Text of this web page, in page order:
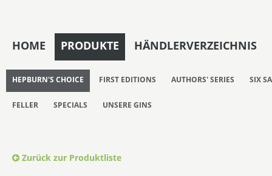
HOME PRODUKTE HÄNDLERVERZEICHNIS
HEPBURN'S CHOICE FIRST EDITIONS AUTHORS' SERIES SIX
FELLER SPECIALS UNSERE GINS
Zurück zur Produktliste